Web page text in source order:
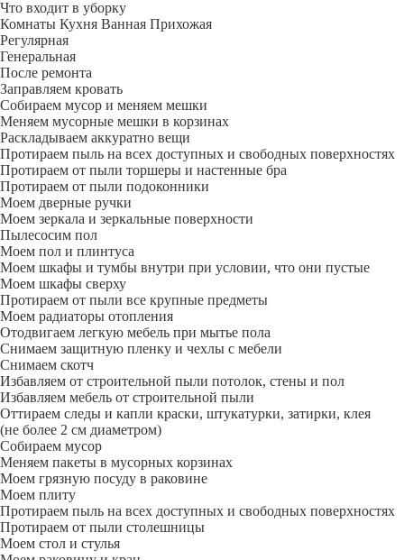
Что входит в уборку
Регу­лярная
Гене­ральная
После ремонта
Заправляем кровать
Собираем мусор и меняем мешки
Меняем мусорные мешки в корзинах
Раскладываем аккуратно вещи
Протираем пыль на всех доступных и свободных поверхностях
Протираем от пыли торшеры и настенные бра
Протираем от пыли подоконники
Моем дверные ручки
Моем зеркала и зеркальные поверхности
Пылесосим пол
Моем пол и плинтуса
Моем шкафы и тумбы внутри при условии, что они пустые
Моем шкафы сверху
Протираем от пыли все крупные предметы
Моем радиаторы отопления
Отодвигаем легкую мебель при мытье пола
Снимаем защитную пленку и чехлы с мебели
Снимаем скотч
Избавляем от строительной пыли потолок, стены и пол
Избавляем мебель от строительной пыли
Оттираем следы и капли краски, штукатурки, затирки, клея
(не более 2 см диаметром)
Собираем мусор
Меняем пакеты в мусорных корзинах
Моем грязную посуду в раковине
Моем плиту
Протираем пыль на всех доступных и свободных поверхностях
Протираем от пыли столешницы
Моем стол и стулья